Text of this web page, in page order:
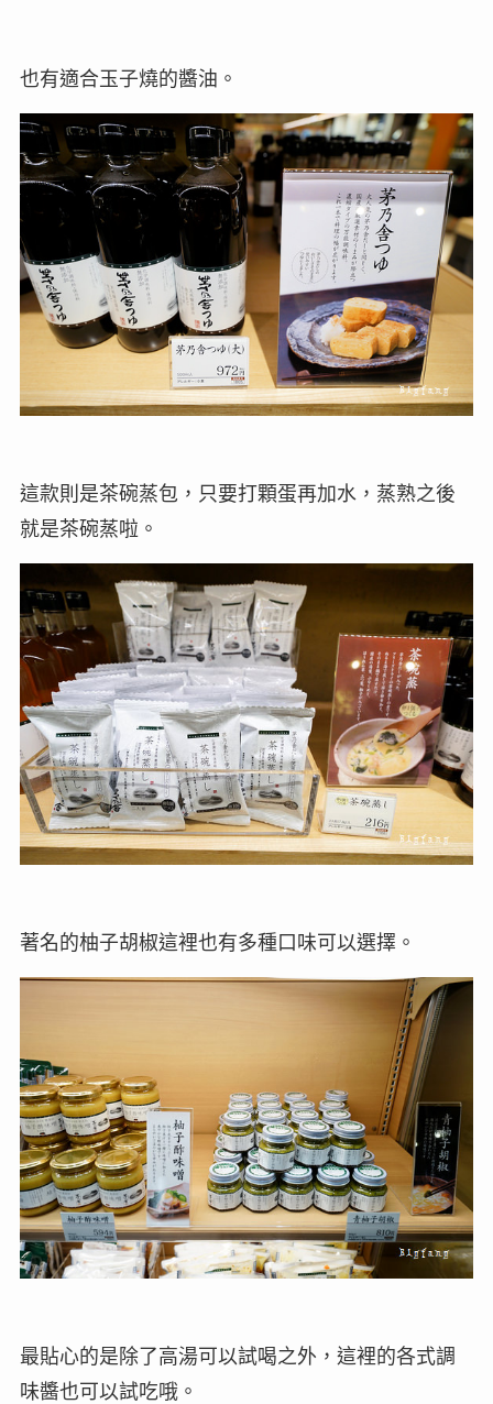
也有適合玉子燒的醬油。
這款則是茶碗蒸包，只要打顆蛋再加水，蒸熟之後
就是茶碗蒸啦。
著名的柚子胡椒這裡也有多種口味可以選擇。
最貼心的是除了高湯可以試喝之外，這裡的各式調
味醬也可以試吃哦。